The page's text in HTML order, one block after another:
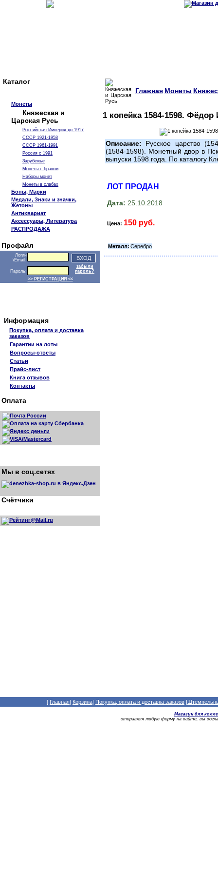
Каталог
Монеты
Княжеская и
Царская Русь
Российская Империя до 1917
СССР 1921-1958
СССР 1961-1991
Россия с 1991
Зарубежье
Монеты с браком
Наборы монет
Монеты в слабах
Боны, Марки
Медали, Знаки и значки,
Жетоны
Антиквариат
Аксессуары, Литература
РАСПРОДАЖА
Профайл
Логин
\Email:
Пароль:
забыли
пароль?
>> РЕГИСТРАЦИЯ <<
Информация
Покупка, оплата и доставка
заказов
Гарантии на лоты
Вопросы-ответы
Статьи
Прайс-лист
Книга отзывов
Контакты
Оплата
Мы в соц.сетях
Счётчики
Главная Монеты
1 копейка 1584-1598.
Описание: Русское царство
(1584-1598). Монетный двор в
выпуски 1598 года. По каталогу
ЛОТ ПРОДАН
Дата: 25.10.2018
Цена: 150 руб.
Металл: Серебро
[ Главная| Корзина| Покупка, оплата и доставка заказов |
Магазин для
отправляя любую форму на сайте, вы